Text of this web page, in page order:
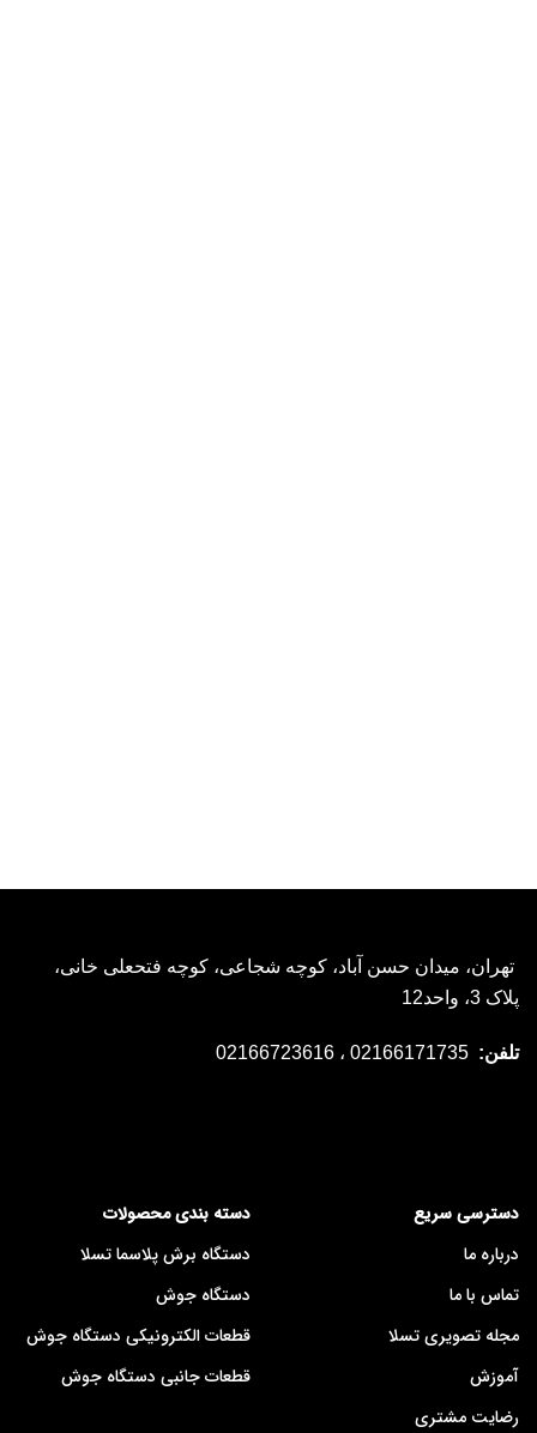
تهران، میدان حسن آباد، کوچه شجاعی، کوچه فتحعلی خانی،
پلاک 3، واحد12
تلفن:
دسترسی سریع
درباره ما
تماس با ما
مجله تصویری تسلا
آموزش
رضایت مشتری
دسته بندی محصولات
دستگاه برش پلاسما تسلا
دستگاه جوش
قطعات الکترونیکی دستگاه جوش
قطعات جانبی دستگاه جوش